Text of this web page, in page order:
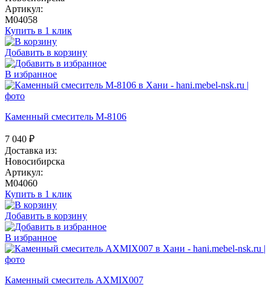
Артикул:
M04058
Купить в 1 клик
Добавить в корзину
В избранное
Каменный смеситель М-8106
7 040 ₽
Доставка из:
Новосибирска
Артикул:
M04060
Купить в 1 клик
Добавить в корзину
В избранное
Каменный смеситель AXMIX007